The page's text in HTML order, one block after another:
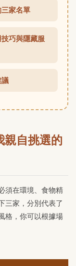
家名單
巧與隱藏服
親自挑選的
須在環境、食物精
三家，分別代表了
格，你可以根據場